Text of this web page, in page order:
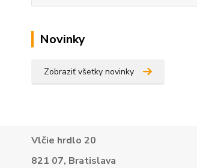
Novinky
Zobraziť všetky novinky
Vlčie hrdlo 20
821 07, Bratislava